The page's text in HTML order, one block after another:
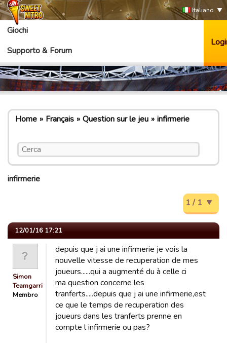
Italiano
Giochi
Supporto & Forum
Home Français Question sur le jeu infirmerie
infirmerie
1 / 1
12/01/16 17:21
Simon
Teamgarric
Membro
depuis que j ai une infirmerie je vois la
nouvelle vitesse de recuperation de mes
joueurs......qui a augmenté du à celle ci
ma question concerne les
tranferts.....depuis que j ai une infirmerie,est
ce que le temps de recuperation des
joueurs dans les tranferts prenne en
compte l infirmerie ou pas?